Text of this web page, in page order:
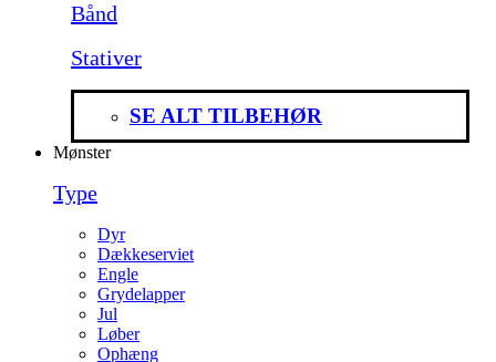
Bånd
Stativer
SE ALT TILBEHØR
Mønster
Type
Dyr
Dækkeserviet
Engle
Grydelapper
Jul
Løber
Ophæng